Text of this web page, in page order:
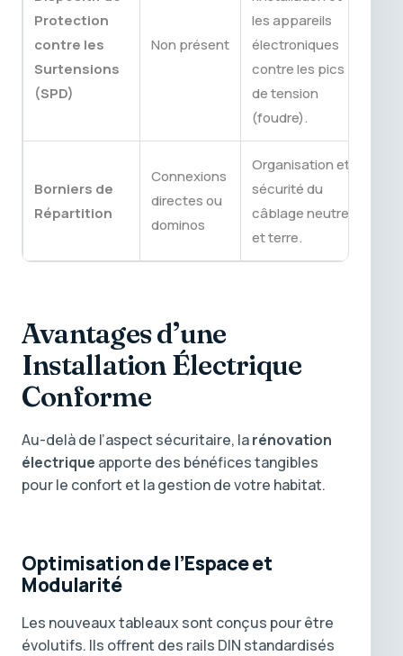
Protection
contre les
Surtensions
(SPD)
Non présent
les appareils
électroniques
contre les pics
de tension
(foudre).
Borniers de
Répartition
Connexions
directes ou
dominos
Organisation et
sécurité du
câblage neutre
et terre.
Avantages d’une
Installation Électrique
Conforme
Au-delà de l’aspect sécuritaire, larénovation
électrique apporte des bénéfices tangibles
pour le confort et la gestion de votre habitat.
Optimisation de l’Espace et
Modularité
Les nouveaux tableaux sont conçus pour être
évolutifs. Ils offrent des rails DIN standardisés